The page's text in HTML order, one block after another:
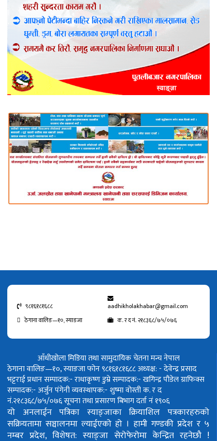
९८१६१८१६८८
aadhikholakhabar@gmail.com
ठेगाना वालिङ—१०, स्याङजा
क. र द नं. २१८३६८/७५/०७६
आँधीखोला मिडिया तथा सामुदायिक चेतना मन्च नेपाल
ठेगाना वालिङ—१०, स्याङजा फोन ९८१६१८१६८८अध्यक्ष: - देवेन्द्र प्रसाद
भट्टराईप्रधान सम्पादक:- राधाकृष्ण डुम्रेसम्पादक:- खगिन्द्र पौडेलग्राफिक्स
सम्पादक:- अर्जुन पंगेनीव्यवस्थापक:- शुष्मा वोस्तीक. र द
नं.२१८३६८/७५/०७६सूचना तथा प्रसारण बिभाग दर्ता नं १९०६
यो अनलाईन पत्रिका स्याङ्जाका क्रियाशिल पत्रकारहरुको
सक्रियतामा सञ्चालनमा ल्याईएको हो । हामी गण्डकी प्रदेश र ५
नम्बर प्रदेश, विशेषत: स्याङ्जा सेरोफेरोमा केन्द्रित रहनेछौ !